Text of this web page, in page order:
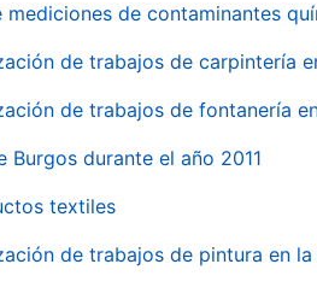
de contaminantes
de trabajos de carpintería
de trabajos de fontanería
durante el año 2011
textiles
de trabajos de pintura en